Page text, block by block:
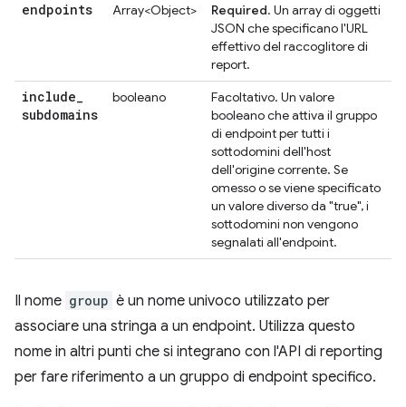
endpoints Array<Object> Required. Un array di oggetti
JSON che specificano l'URL
effettivo del raccoglitore di
report.
include_
subdomains
booleano
Facoltativo. Un valore
booleano che attiva il gruppo
di endpoint per tutti i
sottodomini dell'host
dell'origine corrente. Se
omesso o se viene specificato
un valore diverso da "true", i
sottodomini non vengono
segnalati all'endpoint.
Il nome group è un nome univoco utilizzato per
associare una stringa a un endpoint. Utilizza questo
nome in altri punti che si integrano con l'API di reporting
per fare riferimento a un gruppo di endpoint specifico.